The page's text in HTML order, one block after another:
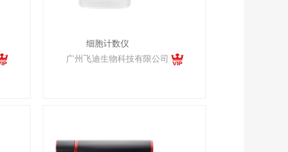
细胞计数仪
广州飞迪生物科技有限公司